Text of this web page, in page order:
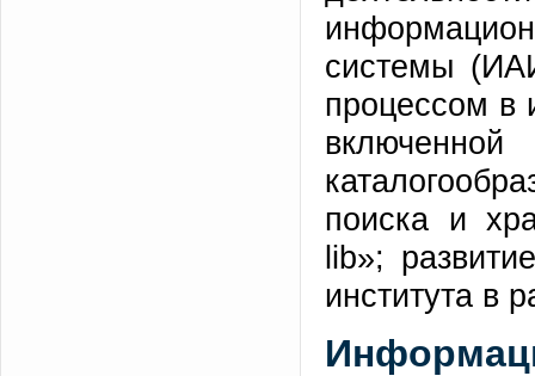
системы
процессом в
поиска и
lib»;
института в